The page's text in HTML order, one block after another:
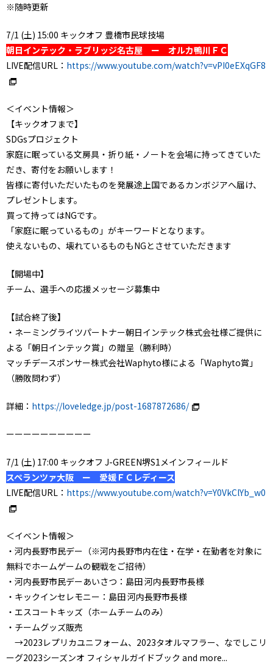
※随時更新
7/1 (土) 15:00 キックオフ 豊橋市民球技場
朝日インテック・ラブリッジ名古屋 ー オルカ鴨川ＦＣ
LIVE配信URL： https://www.youtube.com/watch?v=vPI0eEXqGF8
＜イベント情報＞
【キックオフまで】
SDGsプロジェクト
家庭に眠っている文房具・折り紙・ノートを会場に持ってきていた
だき、寄付をお願いします！
皆様に寄付いただいたものを発展途上国であるカンボジアへ届け、
プレゼントします。
買って持ってはNGです。
「家庭に眠っているもの」がキーワードとなります。
使えないもの、壊れているものもNGとさせていただきます
【開場中】
チーム、選手への応援メッセージ募集中
【試合終了後】
・ネーミングライツパートナー朝日インテック株式会社様ご提供に
よる「朝日インテック賞」の贈呈（勝利時）
マッチデースポンサー株式会社Waphyto様による「Waphyto賞」
（勝敗問わず）
詳細： https://loveledge.jp/post-1687872686/
ーーーーーーーーーー
7/1 (土) 17:00 キックオフ J-GREEN堺S1メインフィールド
スペランツァ大阪 ー 愛媛ＦＣレディース
LIVE配信URL： https://www.youtube.com/watch?v=Y0VkClYb_w0
＜イベント情報＞
・河内長野市民デー（※河内長野市内在住・在学・在勤者を対象に
無料でホームゲームの観戦をご招待）
・河内長野市民デーあいさつ：島田 河内長野市長様
・キックインセレモニー：島田 河内長野市長様
・エスコートキッズ（ホームチームのみ）
・チームグッズ販売
→2023レプリカユニフォーム、2023タオルマフラー、なでしこリ
ーグ2023シーズンオ フィシャルガイドブック and more...